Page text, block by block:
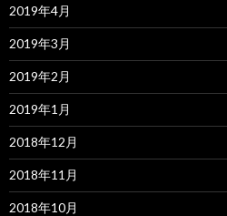
2019年4月
2019年3月
2019年2月
2019年1月
2018年12月
2018年11月
2018年10月